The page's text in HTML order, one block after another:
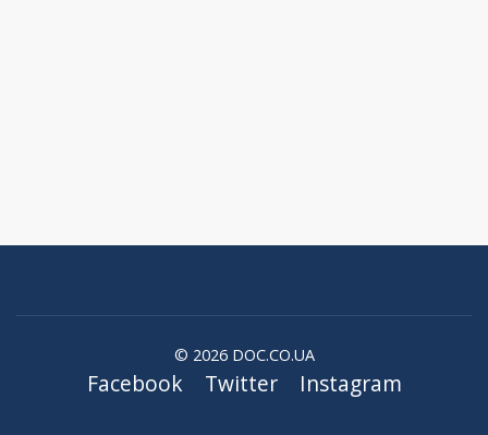
© 2026 DOC.CO.UA
Facebook Twitter Instagram